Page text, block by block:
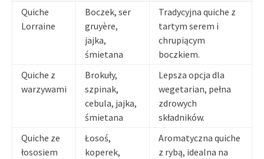
Quiche
Lorraine
Boczek, ser
gruyère,
jajka,
śmietana
Tradycyjna quiche z
tartym serem i
chrupiącym
boczkiem.
Quiche z
warzywami
Brokuły,
szpinak,
cebula, jajka,
śmietana
Lepsza opcja dla
wegetarian, pełna
zdrowych
składników.
Quiche ze
łososiem
Łosoś,
koperek,
Aromatyczna quiche
z rybą, idealna na